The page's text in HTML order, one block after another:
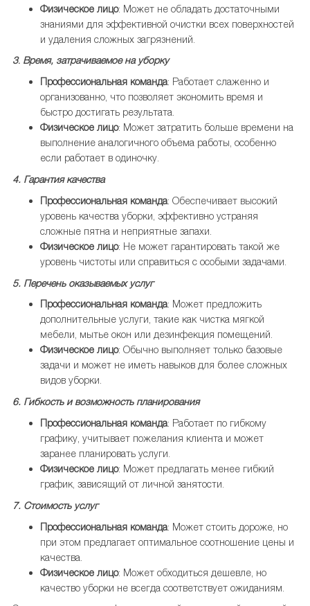
Физическое лицо: Может не обладать достаточными
знаниями для эффективной очистки всех поверхностей
и удаления сложных загрязнений.
3. Время, затрачиваемое на уборку
Профессиональная команда: Работает слаженно и
организованно, что позволяет экономить время и
быстро достигать результата.
Физическое лицо: Может затратить больше времени на
выполнение аналогичного объема работы, особенно
если работает в одиночку.
4. Гарантия качества
Профессиональная команда: Обеспечивает высокий
уровень качества уборки, эффективно устраняя
сложные пятна и неприятные запахи.
Физическое лицо: Не может гарантировать такой же
уровень чистоты или справиться с особыми задачами.
5. Перечень оказываемых услуг
Профессиональная команда: Может предложить
дополнительные услуги, такие как чистка мягкой
мебели, мытье окон или дезинфекция помещений.
Физическое лицо: Обычно выполняет только базовые
задачи и может не иметь навыков для более сложных
видов уборки.
6. Гибкость и возможность планирования
Профессиональная команда: Работает по гибкому
графику, учитывает пожелания клиента и может
заранее планировать услуги.
Физическое лицо: Может предлагать менее гибкий
график, зависящий от личной занятости.
7. Стоимость услуг
Профессиональная команда: Может стоить дороже, но
при этом предлагает оптимальное соотношение цены и
качества.
Физическое лицо: Может обходиться дешевле, но
качество уборки не всегда соответствует ожиданиям.